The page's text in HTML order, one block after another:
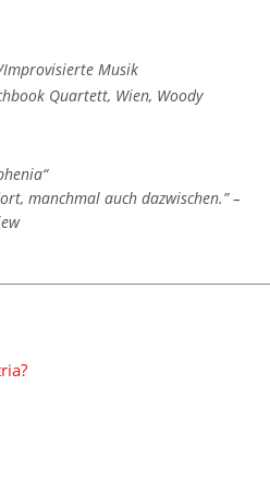
Improvisierte Musik
Quartett, Wien, Woody
manchmal auch dazwischen.” –